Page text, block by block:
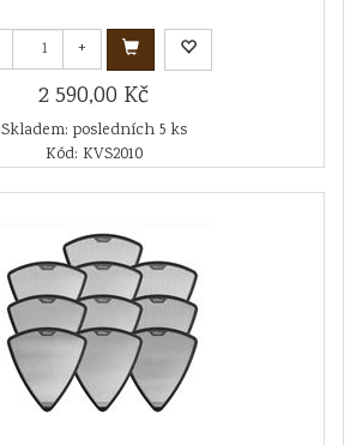
+
2 590,00 Kč
Skladem: posledních 5 ks
Kód: KVS2010